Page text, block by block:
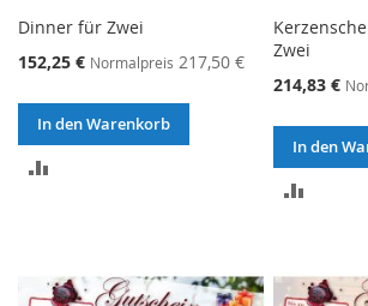
Dinner für Zwei
152,25 € Normalpreis 217,50 €
In den Warenkorb
Zwei
214,83 €
In den